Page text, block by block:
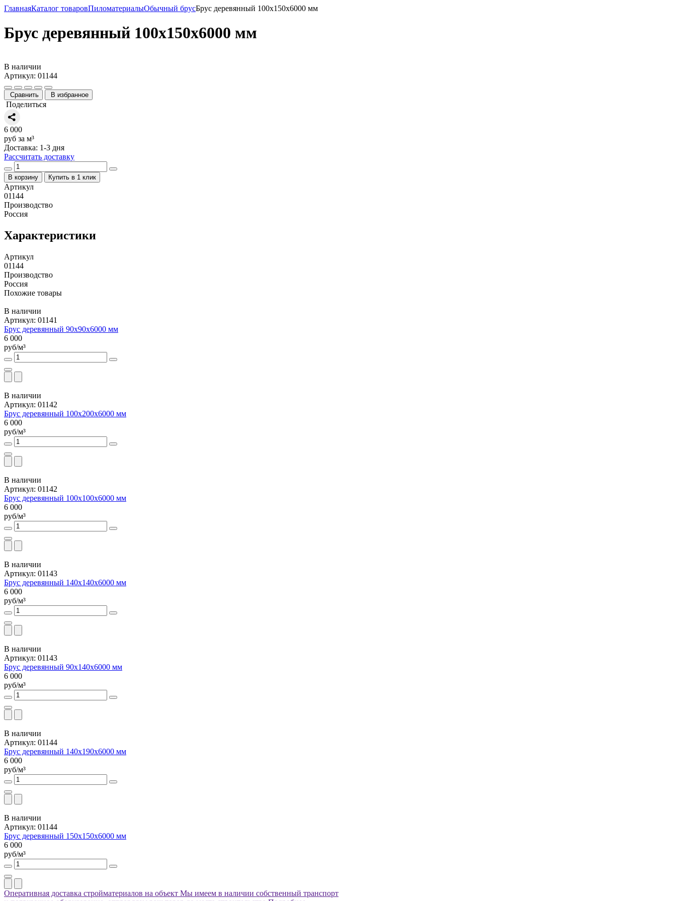
ГлавнаяКаталог товаровПиломатериалыОбычный брусБрус деревянный 100х150х6000 мм
Брус деревянный 100х150х6000 мм
В наличии
Артикул: 01144
Сравнить В избранное
Поделиться
6 000
руб за м³
Доставка: 1-3 дня
Рассчитать доставку
В корзину Купить в 1 клик
Артикул
01144
Производство
Россия
Характеристики
Артикул
01144
Производство
Россия
Похожие товары
В наличии
Артикул: 01141
Брус деревянный 90х90х6000 мм
6 000
руб/м³
В наличии
Артикул: 01142
Брус деревянный 100х200х6000 мм
6 000
руб/м³
В наличии
Артикул: 01142
Брус деревянный 100х100х6000 мм
6 000
руб/м³
В наличии
Артикул: 01143
Брус деревянный 140х140х6000 мм
6 000
руб/м³
В наличии
Артикул: 01143
Брус деревянный 90х140х6000 мм
6 000
руб/м³
В наличии
Артикул: 01144
Брус деревянный 140х190х6000 мм
6 000
руб/м³
В наличии
Артикул: 01144
Брус деревянный 150х150х6000 мм
6 000
руб/м³
Оперативная доставка стройматериалов на объект Мы имеем в наличии собственный транспорт